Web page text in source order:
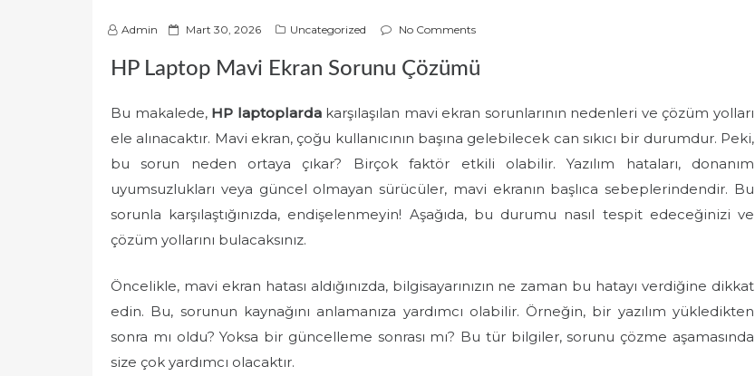
Admin
P
s
e
n
Mart 30, 2026 Uncategorized No Comments
HP Laptop Mavi Ekran Sorunu Çözümü
Bu makalede, HP laptoplardakarşılaşılan mavi ekran sorunlarının nedenleri ve çözüm yolları
ele alınacaktır. Mavi ekran, çoğu kullanıcının başına gelebilecek can sıkıcı bir durumdur. Peki,
bu sorun neden ortaya çıkar? Birçok faktör etkili olabilir. Yazılım hataları, donanım
uyumsuzlukları veya güncel olmayan sürücüler, mavi ekranın başlıca sebeplerindendir. Bu
sorunla karşılaştığınızda, endişelenmeyin! Aşağıda, bu durumu nasıl tespit edeceğinizi ve
çözüm yollarını bulacaksınız.
Öncelikle, mavi ekran hatası aldığınızda, bilgisayarınızın ne zaman bu hatayı verdiğine dikkat
edin. Bu, sorunun kaynağını anlamanıza yardımcı olabilir. Örneğin, bir yazılım yükledikten
sonra mı oldu? Yoksa bir güncelleme sonrası mı? Bu tür bilgiler, sorunu çözme aşamasında
size çok yardımcı olacaktır.